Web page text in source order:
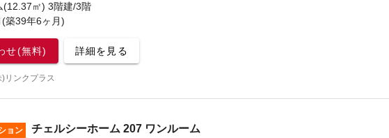
(12.37㎡) 3階建/3階
築39年6ヶ月)
せ(無料) 詳細を見る
リンクプラス
ョン チェルシーホーム 207 ワンルーム